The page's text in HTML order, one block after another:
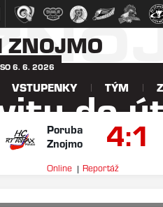
ZNOJMO
VSTUPENKY TÝM
Poruba
Znojmo
4:1
Online Reportáž
SO 6. 6. 2026
do